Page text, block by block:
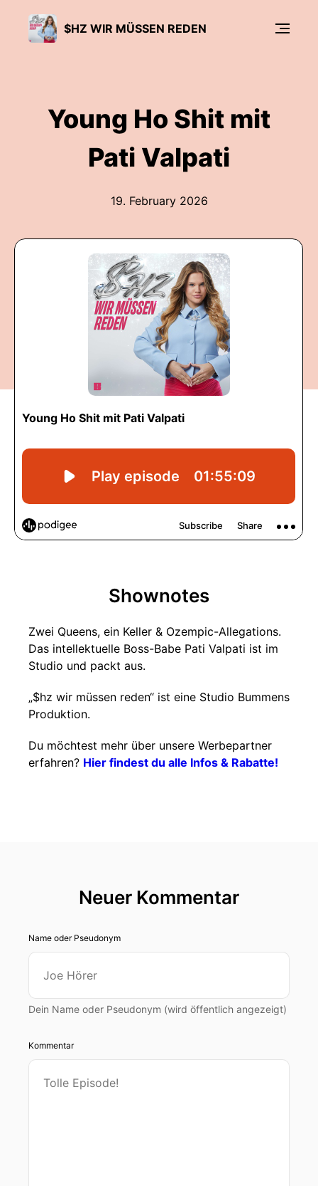
$HZ WIR MÜSSEN REDEN
Young Ho Shit mit
Pati Valpati
19. February 2026
Shownotes
Zwei Queens, ein Keller & Ozempic-Allegations.
Das intellektuelle Boss-Babe Pati Valpati ist im
Studio und packt aus.
„$hz wir müssen reden“ ist eine Studio Bummens
Produktion.
Du möchtest mehr über unsere Werbepartner
erfahren? Hier findest du alle Infos & Rabatte!
Neuer Kommentar
Name oder Pseudonym
Dein Name oder Pseudonym (wird öffentlich angezeigt)
Kommentar